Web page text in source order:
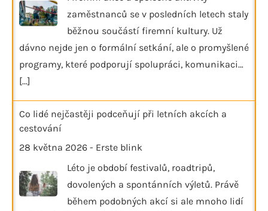
zaměstnanců se v posledních letech staly
běžnou součástí firemní kultury. Už
dávno nejde jen o formální setkání, ale o promyšlené
programy, které podporují spolupráci, komunikaci…
[...]
Co lidé nejčastěji podceňují při letních akcích a
cestování
28 května 2026 - Erste blink
Léto je období festivalů, roadtripů,
dovolených a spontánních výletů. Právě
během podobných akcí si ale mnoho lidí